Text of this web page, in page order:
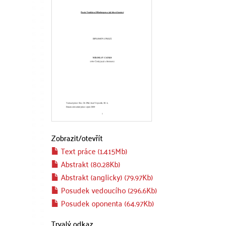
Zobrazit/otevřít
Text práce (1.415Mb)
Abstrakt (80.28Kb)
Abstrakt (anglicky) (79.97Kb)
Posudek vedoucího (296.6Kb)
Posudek oponenta (64.97Kb)